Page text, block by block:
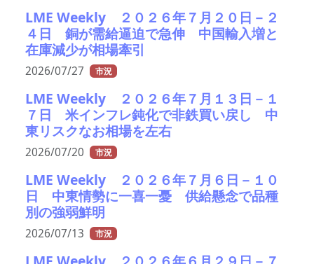
LME Weekly ２０２６年７月２０日－２
４日 銅が需給逼迫で急伸 中国輸入増と
在庫減少が相場牽引
2026/07/27 市況
LME Weekly ２０２６年７月１３日－１
７日 米インフレ鈍化で非鉄買い戻し 中
東リスクなお相場を左右
2026/07/20 市況
LME Weekly ２０２６年７月６日－１０
日 中東情勢に一喜一憂 供給懸念で品種
別の強弱鮮明
2026/07/13 市況